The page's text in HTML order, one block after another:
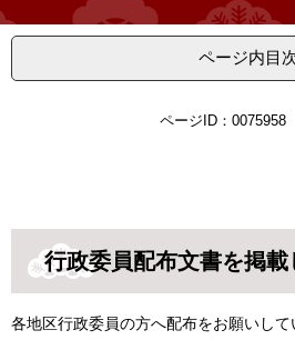
ページ内目
ページID：0075958
行政委員配布文書を掲載
各地区行政委員の方へ配布をお願いし